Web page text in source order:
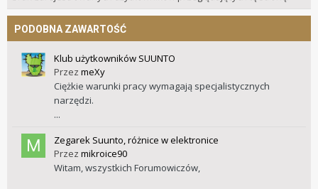
PODOBNA ZAWARTOŚĆ
Klub użytkowników SUUNTO
Przez meXy
Ciężkie warunki pracy wymagają specjalistycznych
narzędzi.
...
Zegarek Suunto, różnice w elektronice
Przez mikroice90
Witam, wszystkich Forumowiczów,